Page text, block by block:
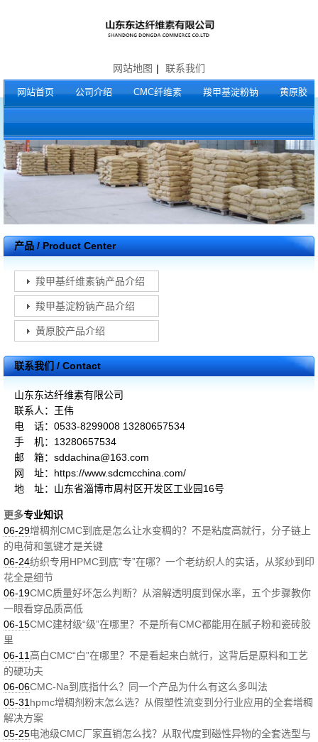
网站地图 | 联系我们
网站首页 公司介绍 CMC纤维素 羧甲基淀粉钠 黄原胶
产品 / Product Center
羧甲基纤维素钠产品介绍
羧甲基淀粉钠产品介绍
黄原胶产品介绍
联系我们 / Contact
山东东达纤维素有限公司
联系人：王伟
电 话：0533-8299008 13280657534
手 机：13280657534
邮 箱：sddachina@163.com
网 址：https://www.sdcmcchina.com/
地 址：山东省淄博市周村区开发区工业园16号
更多专业知识
06-29增稠剂CMC到底是怎么让水变稠的？不是粘度高就行，分子链上
的电荷和氢键才是关键
06-24纺织专用HPMC到底“专”在哪？一个老纺织人的实话，从浆纱到印
花全是细节
06-19CMC质量好坏怎么判断？从溶解透明度到保水率，五个步骤教你
一眼看穿品质高低
06-15CMC建材级“级”在哪里？不是所有CMC都能用在腻子粉和瓷砖胶
里
06-11高白CMC“白”在哪里？不是看起来白就行，这背后是原料和工艺
的硬功夫
06-06CMC-Na到底指什么？同一个产品为什么有这么多叫法
05-31 hpmc增稠剂粉末怎么选？从假塑性流变到分行业应用的全套增稠
解决方案
05-25电池级CMC厂家直销怎么找？从取代度到磁性异物的全套选型与